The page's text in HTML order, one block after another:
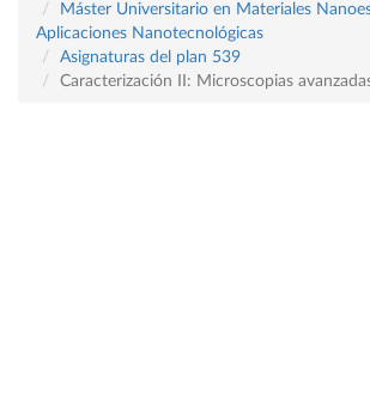
Máster Universitario en Materiales
Aplicaciones Nanotecnológicas
Asignaturas del plan 539
Caracterización II: Microscopias